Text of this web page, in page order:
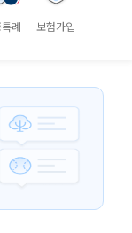
례 보험가입